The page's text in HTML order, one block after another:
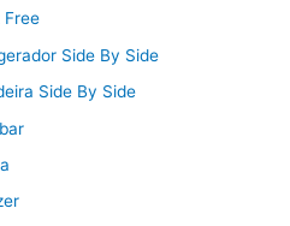
Free
Side By Side
Side By Side